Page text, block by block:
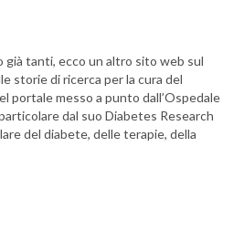
già tanti, ecco un altro sito web sul
storie di ricerca per la cura del
portale messo a punto dall’Ospedale
dal suo Diabetes Research
del diabete, delle terapie, della